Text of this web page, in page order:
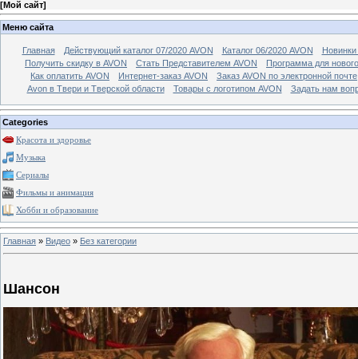
[Мой сайт]
Меню сайта
Главная Действующий каталог 07/2020 AVON Каталог 06/2020 AVON
Новинки
Получить скидку в AVON
Стать Представителем AVON
Программа для
Как оплатить AVON
Интернет-заказ AVON
Заказ AVON по электронной почте
Avon в Твери и Тверской области
Товары с логотипом AVON Задать нам
Categories
Красота и здоровье
Музыка
Сериалы
Фильмы и анимация
Хобби и образование
Главная » Видео » Без категории
Шансон